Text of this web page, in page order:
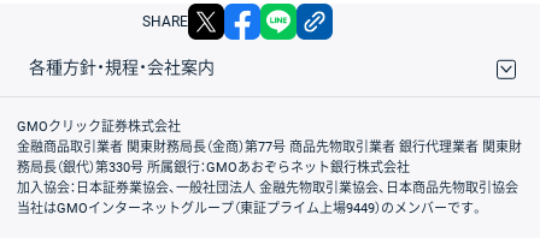
SHARE X facebook
各種方針・規程・会社案内
取引規程・約款
サイトマップ
その他のご案内
個人情報保護方針
最良執行方針
サイトのご利用について
ディスクレイマー
信託保全
リスク説明
会社案内
GMOクリック証券株式会社
金融商品取引業者 関東財務局長（金商）第77号 商品先物取引業者 銀行代理業者 関東財
務局長（銀代）第330号 所属銀行：GMOあおぞらネット銀行株式会社
加入協会：日本証券業協会、一般社団法人 金融先物取引業協会、日本商品先物取引協会
当社はGMOインターネットグループ（東証プライム上場9449）のメンバーです。